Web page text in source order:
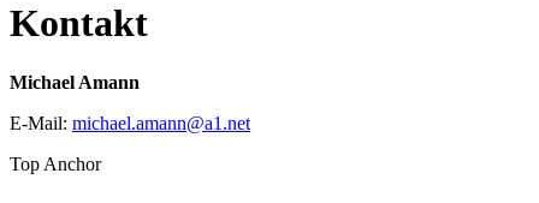
Kontakt
Michael Amann
E-Mail: michael.amann@a1 .net
Top Anchor